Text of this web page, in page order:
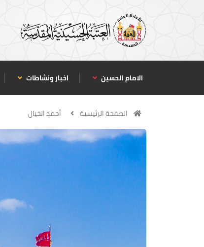
الامام الحسين اخبار ونشاطات
الصفحة الرئيسية أحمد الخيال